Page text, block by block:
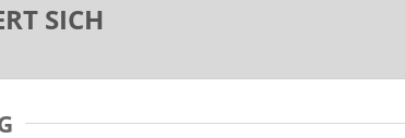
SICH